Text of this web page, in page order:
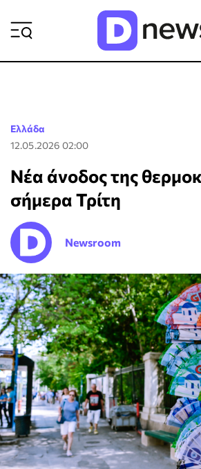
Ελλάδα
12.05.2026 02:00
Νέα άνοδος της
σήμερα Τρίτη
Newsroom